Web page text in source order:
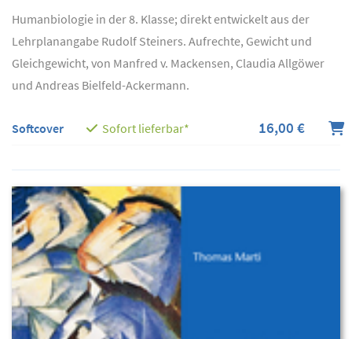
Humanbiologie in der 8. Klasse; direkt entwickelt aus der
Lehrplanangabe Rudolf Steiners. Aufrechte, Gewicht und
Gleichgewicht, von Manfred v. Mackensen, Claudia Allgöwer
und Andreas Bielfeld-Ackermann.
Softcover Sofort lieferbar* 16,00 €